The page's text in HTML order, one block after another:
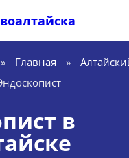
Главная »
в